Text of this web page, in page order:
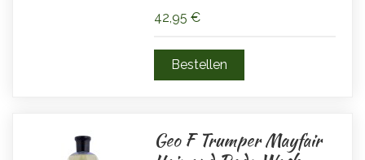
42,95 €
Geo F Trumper Mayfair